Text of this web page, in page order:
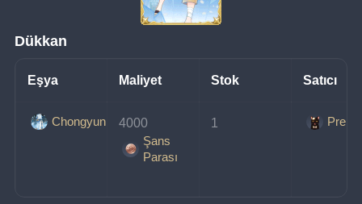
Dükkan
Eşya Maliyet Stok Satıcı
Chongyun
4000
Şans
Parası
1 Prens